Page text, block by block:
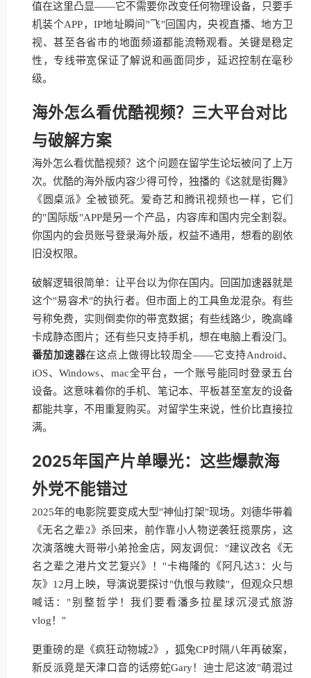
值在这里凸显——它不需要你改变任何物理设备，只要手
机装个APP，IP地址瞬间"飞"回国内，央视直播、地方卫
视、甚至各省市的地面频道都能流畅观看。关键是稳定
性，专线带宽保证了解说和画面同步，延迟控制在毫秒
级。
海外怎么看优酷视频？三大平台对比
与破解方案
海外怎么看优酷视频？这个问题在留学生论坛被问了上万
次。优酷的海外版内容少得可怜，独播的《这就是街舞》
《圆桌派》全被锁死。爱奇艺和腾讯视频也一样，它们
的"国际版"APP是另一个产品，内容库和国内完全割裂。
你国内的会员账号登录海外版，权益不通用，想看的剧依
旧没权限。
破解逻辑很简单：让平台以为你在国内。回国加速器就是
这个"易容术"的执行者。但市面上的工具鱼龙混杂。有些
号称免费，实则倒卖你的带宽数据；有些线路少，晚高峰
卡成静态图片；还有些只支持手机，想在电脑上看没门。
番茄加速器在这点上做得比较周全——它支持Android、
iOS、Windows、mac全平台，一个账号能同时登录五台
设备。这意味着你的手机、笔记本、平板甚至室友的设备
都能共享，不用重复购买。对留学生来说，性价比直接拉
满。
2025年国产片单曝光：这些爆款海
外党不能错过
2025年的电影院要变成大型"神仙打架"现场。刘德华带着
《无名之辈2》杀回来，前作靠小人物逆袭狂揽票房，这
次演落魄大哥带小弟抢金店，网友调侃："建议改名《无
名之辈之港片文艺复兴》！"卡梅隆的《阿凡达3：火与
灰》12月上映，导演说要探讨"仇恨与救赎"，但观众只想
喊话："别整哲学！我们要看潘多拉星球沉浸式旅游
vlog！"
更重磅的是《疯狂动物城2》，狐兔CP时隔八年再破案，
新反派竟是天津口音的话痨蛇Gary！迪士尼这波"萌混过